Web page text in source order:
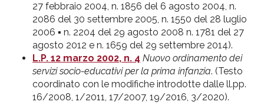
27 febbraio 2004, n. 1856 del 6 agosto 2004, n.
2086 del 30 settembre 2005, n. 1550 del 28 luglio
2006 ▪ n. 2204 del 29 agosto 2008 n. 1781 del 27
agosto 2012 e n. 1659 del 29 settembre 2014).
L.P. 12 marzo 2002, n. 4 Nuovo ordinamento dei
servizi socio-educativi per la prima infanzia. (Testo
coordinato con le modifiche introdotte dalle ll.pp.
16/2008, 1/2011, 17/2007, 19/2016, 3/2020).